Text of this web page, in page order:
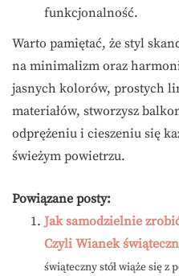
funkcjonalność.
Warto pamiętać, że styl
na minimalizm oraz
jasnych kolorów, prostych
materiałów, stworzysz
odprężeniu i cieszeniu się
świeżym powietrzu.
Powiązane posty:
Jak samodzielnie
Czyli Wianek
świąteczny stół wiąże się